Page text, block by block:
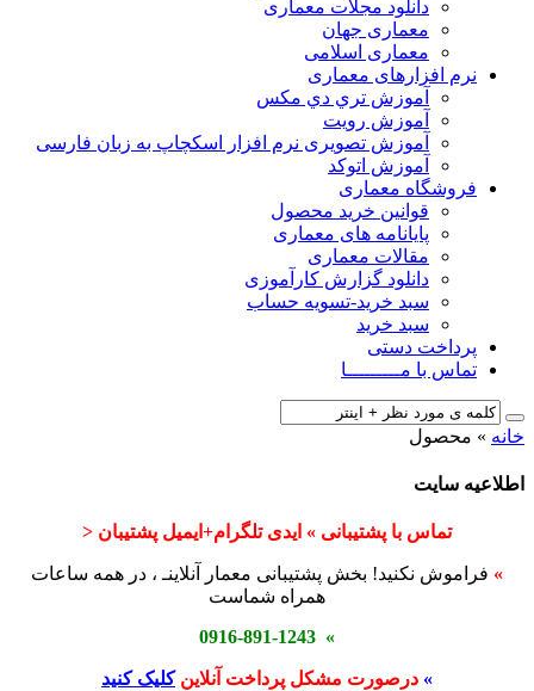
دانلود مجلات معماری
معماری جهان
معماری اسلامی
نرم افزارهای معماری
آﻣﻮزش ﺗﺮي دي ﻣﮑﺲ
آموزش رویت
آموزش تصویری نرم افزار اسکچاپ به زبان فارسی
آموزش اتوکد
فروشگاه معماری
قوانین خرید محصول
پایانامه های معماری
مقالات معماری
دانلود گزارش کارآموزی
سبد خرید-تسویه حساب
سبد خرید
پرداخت دستی
تماس با مـــــــــا
خانه » محصول
اطلاعیه سایت
تماس با پشتیبانی » ایدی تلگرام+ایمیل پشتیبان <
» فراموش نکنید! بخش پشتیبانی معمار آنلاینـ ، در همه ساعات
همراه شماست
» 0916-891-1243
» درصورت مشکل پرداخت آنلاینکلیک کنید